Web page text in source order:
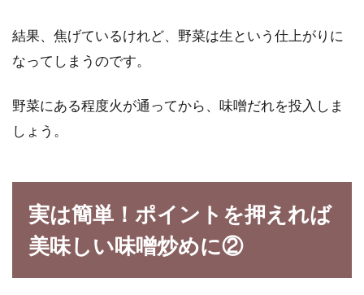
結果、焦げているけれど、野菜は生という仕上がりに
なってしまうのです。
野菜にある程度火が通ってから、味噌だれを投入しま
しょう。
実は簡単！ポイントを押えれば
美味しい味噌炒めに②